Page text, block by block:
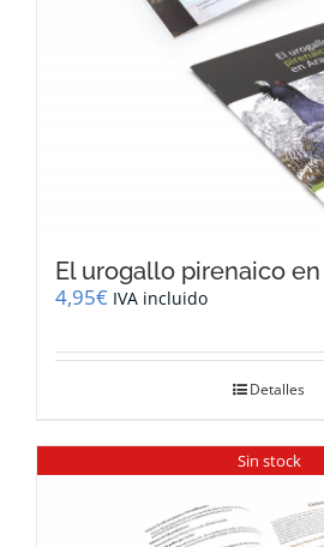
El urogallo pirenaico
4,95€ IVA incluido
Detalles
Sin stock